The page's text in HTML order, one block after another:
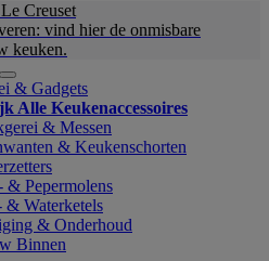
Creuset
vind hier de onmisbare
keuken.
& Gadgets
Alle Keukenaccessoires
& Messen
& Keukenschorten
& Pepermolens
& Waterketels
& Onderhoud
Binnen